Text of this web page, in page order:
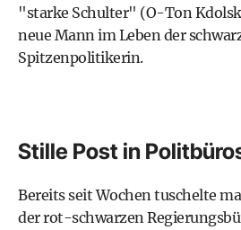
"starke Schulter" (O-Ton
neue Mann im Leben der
Spitzenpolitikerin.
Stille Post in
Bereits seit Wochen tuschelte
der rot-schwarzen